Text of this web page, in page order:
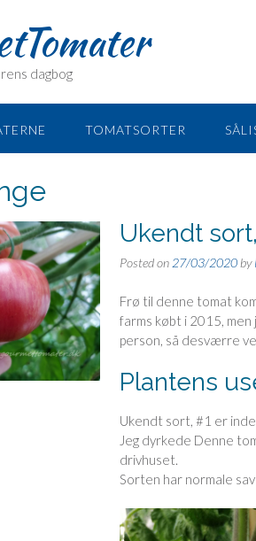
dagbog
TOMATSORTER
Ukendt
Posted on 27/03/2020by
Frø til denne tomat
farms købt i 2015,
person, så desværre
Plantens
Ukendt sort, #1 er
Jeg dyrkede Denne
drivhuset.
Sorten har normale